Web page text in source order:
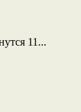
11...